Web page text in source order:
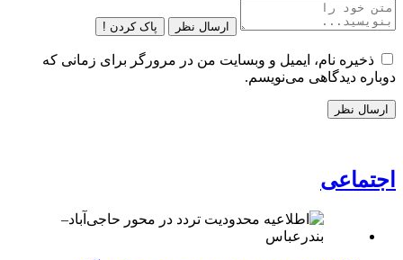
ارسال نظر پاک کردن !
ذخیره نام، ایمیل و وبسایت من در مرورگر برای زمانی که
دوباره دیدگاهی می‌نویسم.
اجتماعی